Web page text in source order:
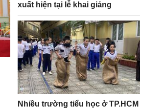
xuất hiện tại lễ khai giảng
Nhiều trường tiểu học ở TP.HCM